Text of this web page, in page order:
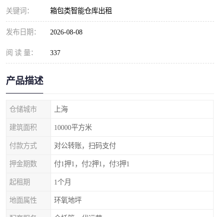
关键词： 箱包类智能仓库出租
发布日期： 2026-08-08
阅 读 量： 337
产品描述
仓储城市 上海
建筑面积 10000平方米
付款方式 对公转账，扫码支付
押金期数 付1押1，付2押1，付3押1
起租期 1个月
地面属性 环氧地坪